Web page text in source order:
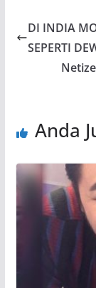
DI INDIA
SEPERTI
Anda